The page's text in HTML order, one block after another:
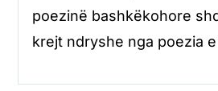
poezinë bashkëkohore
krejt ndryshe nga poezia